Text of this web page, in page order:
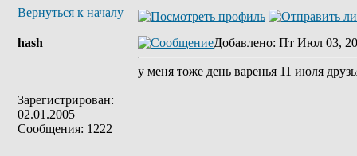
Вернуться к началу
hash
Зарегистрирован:
02.01.2005
Сообщения: 1222
Добавлено: Пт Июл 03,
у меня тоже день варенья 11 июля